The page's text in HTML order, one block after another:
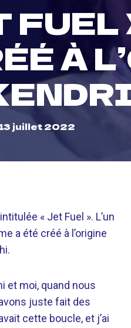
À
juillet 2022
« Jet Fuel ». L’un
a été créé à l’origine
et moi, quand nous
juste fait des
cette boucle, et j’ai